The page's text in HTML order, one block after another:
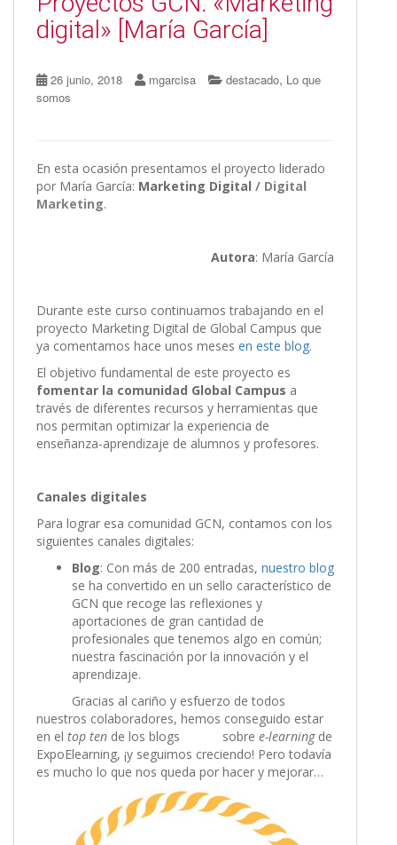
digital» [María García]
26 junio, 2018 mgarcisa destacado, Lo que
somos
En esta ocasión presentamos el proyecto liderado
por María García: Marketing Digital / Digital
Marketing.
Autora: María García
Durante este curso continuamos trabajando en el
proyecto Marketing Digital de Global Campus que
ya comentamos hace unos meses en este blog.
El objetivo fundamental de este proyecto es
fomentar la comunidad Global Campus a
través de diferentes recursos y herramientas que
nos permitan optimizar la experiencia de
enseñanza-aprendizaje de alumnos y profesores.
Canales digitales
Para lograr esa comunidad GCN, contamos con los
siguientes canales digitales:
Blog: Con más de 200 entradas, nuestro blog
se ha convertido en un sello característico de
GCN que recoge las reflexiones y
aportaciones de gran cantidad de
profesionales que tenemos algo en común;
nuestra fascinación por la innovación y el
aprendizaje.
Gracias al cariño y esfuerzo de todos
nuestros colaboradores, hemos conseguido estar
en el top ten de los blogs sobre e-learningde
ExpoElearning, ¡y seguimos creciendo! Pero todavía
es mucho lo que nos queda por hacer y mejorar…